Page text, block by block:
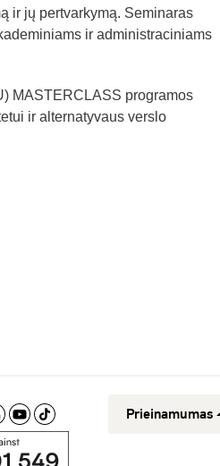
ir jų pertvarkymą. Seminaras
ir administraciniams
MASTERCLASS programos
ir alternatyvaus verslo
Prieinamumas